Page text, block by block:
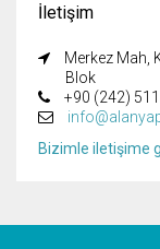
İletişim
Merkez Mah,
Blok
+90 (242)
Bizimle iletişime